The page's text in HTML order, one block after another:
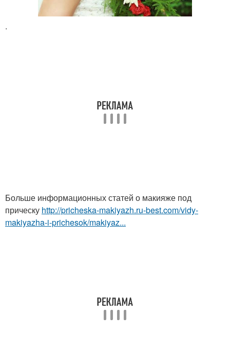
.
Больше информационных статей о макияже под
прическу http://pricheska-makiyazh.ru-best.com/vidy-
makiyazha-i-prichesok/makiyaz...